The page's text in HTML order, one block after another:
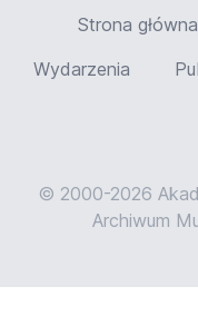
Strona główna
Wydarzenia
© 2000-2026
Archiwum